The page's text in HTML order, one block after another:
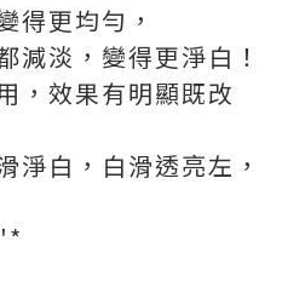
得更均勻，
減淡，變得更淨白！
，效果有明顯既改
淨白，白滑透亮左，